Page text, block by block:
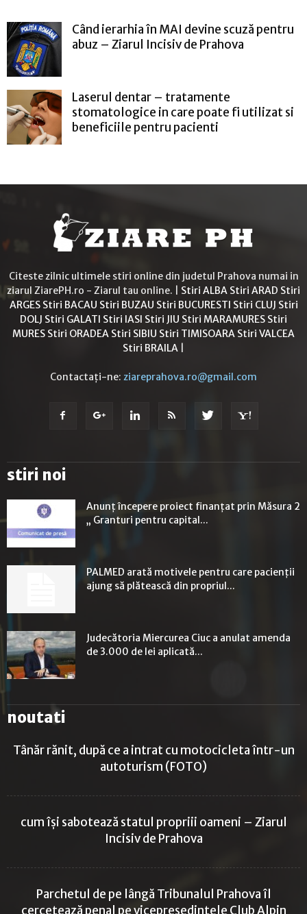
Când ierarhia în MAI devine scuză pentru
abuz – Ziarul Incisiv de Prahova
Laserul dentar – tratamente
stomatologice in care poate fi utilizat si
beneficiile pentru pacienti
Citeste zilnic ultimele stiri online din judetul Prahova numai in
ziarul ZiarePH.ro - Ziarul tau online. | Stiri ALBA Stiri ARAD Stiri
ARGES Stiri BACAU Stiri BUZAU Stiri BUCURESTI Stiri CLUJ Stiri
DOLJ Stiri GALATI Stiri IASI Stiri JIU Stiri MARAMURES Stiri
MURES Stiri ORADEA Stiri SIBIU Stiri TIMISOARA Stiri VALCEA
Stiri BRAILA
Contactați-ne: ziareprahova.ro@gmail.com
stiri noi
Anunț începere proiect finanțat prin Măsura 2
„ Granturi pentru capital...
PALMED arată motivele pentru care pacienții
ajung să plătească din propriul...
Judecătoria Miercurea Ciuc a anulat amenda
de 3.000 de lei aplicată...
noutati
Tânăr rănit, după ce a intrat cu motocicleta într-un
autoturism (FOTO)
cum își sabotează statul propriii oameni – Ziarul
Incisiv de Prahova
Parchetul de pe lângă Tribunalul Prahova îl
cercetează penal pe vicepreședintele Club Alpin